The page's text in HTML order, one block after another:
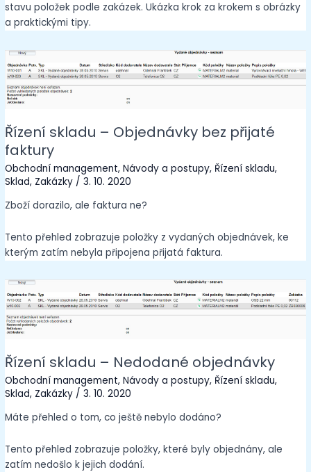
stavu položek podle zakázek. Ukázka krok za krokem s obrázky
a praktickými tipy.
Řízení skladu – Objednávky bez přijaté
faktury
Obchodní management,Návody a postupy, Řízení skladu,
Sklad, Zakázky /3. 10. 2020
Zboží dorazilo, ale faktura ne?
Tento přehled zobrazuje položky z vydaných objednávek, ke
kterým zatím nebyla připojena přijatá faktura.
Řízení skladu – Nedodané objednávky
Obchodní management,Návody a postupy, Řízení skladu,
Sklad, Zakázky /3. 10. 2020
Máte přehled o tom, co ještě nebylo dodáno?
Tento přehled zobrazuje položky, které byly objednány, ale
zatím nedošlo k jejich dodání.